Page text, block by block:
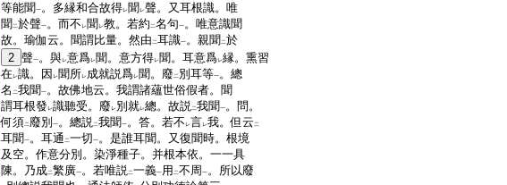
等能聞一。多縁和合故得レ聞 レ聲。又耳根識。唯
聞 二於聲一。而不 レ聞 レ教。若約 二名句一。唯意識聞
故。瑜伽云。聞謂比量。然由 二耳識一。親聞 二於
2 聲一。與レ意爲レ聞。意方得レ聞。耳意爲レ縁。熏習
在レ識。因 レ聞所レ成就説爲レ聞。廢 二 別耳等一。總
名 二我聞一。故佛地云。我謂諸蘊世俗假者。聞
謂耳根發 レ識聽受。廢 レ別就レ總。故説二我聞一。問。
何須二 廢別 一。總説二我聞一。答。若不 レ言レ我。但云 二
耳聞一。耳通 二一切一。是誰耳聞。又復聞時。根境
及空。作意分別。染淨種子。并根本依。一一具
陳。乃成二繁廣一。若唯説二一義一用 二不周 一。所以廢